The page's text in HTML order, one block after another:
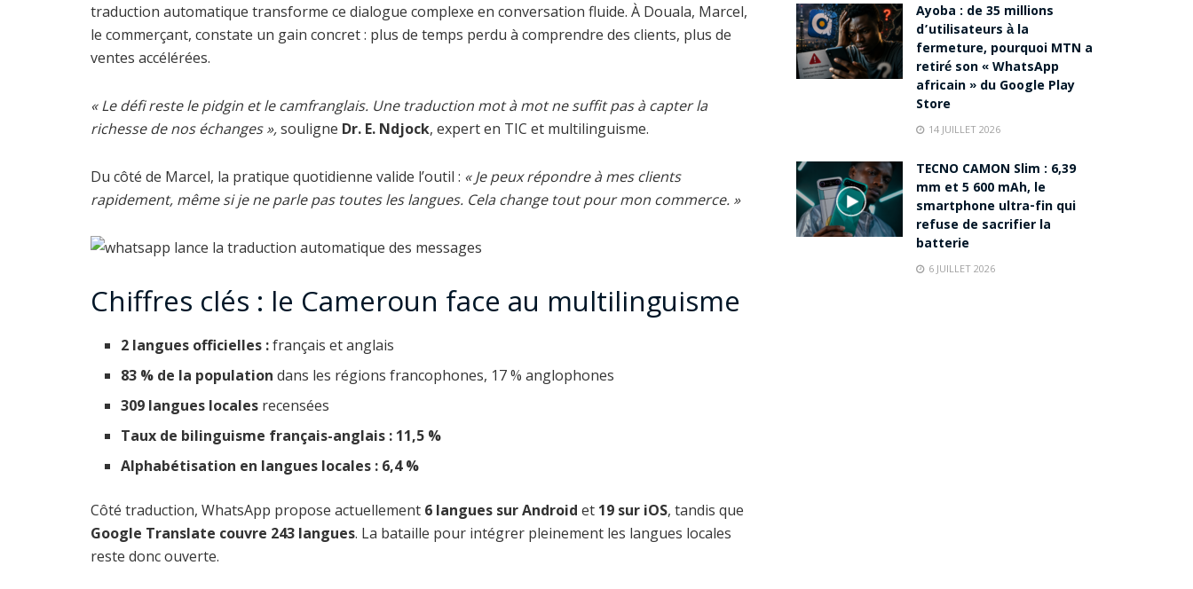
traduction automatique transforme ce dialogue complexe en conversation fluide. À Douala, Marcel,
le commerçant, constate un gain concret : plus de temps perdu à comprendre des clients, plus de
ventes accélérées.
« Le défi reste le pidgin et le camfranglais. Une traduction mot à mot ne suffit pas à capter la
richesse de nos échanges »,souligne Dr. E. Ndjock, expert en TIC et multilinguisme.
Du côté de Marcel, la pratique quotidienne valide l’outil : « Je peux répondre à mes clients
rapidement, même si je ne parle pas toutes les langues. Cela change tout pour mon commerce. »
Chiffres clés : le Cameroun face au multilinguisme
2 langues officielles :français et anglais
83 % de la population dans les régions francophones, 17 % anglophones
309 langues locales recensées
Taux de bilinguisme français-anglais : 11,5 %
Alphabétisation en langues locales : 6,4 %
Côté traduction, WhatsApp propose actuellement 6 langues sur Android et 19 sur iOS, tandis que
Google Translate couvre 243 langues. La bataille pour intégrer pleinement les langues locales
reste donc ouverte.
Ayoba : de 35 millions
d’utilisateurs à la
fermeture, pourquoi MTN a
retiré son « WhatsApp
africain » du Google Play
Store
14 JUILLET 2026
TECNO CAMON Slim : 6,39
mm et 5 600 mAh, le
smartphone ultra-fin qui
refuse de sacrifier la
batterie
6 JUILLET 2026